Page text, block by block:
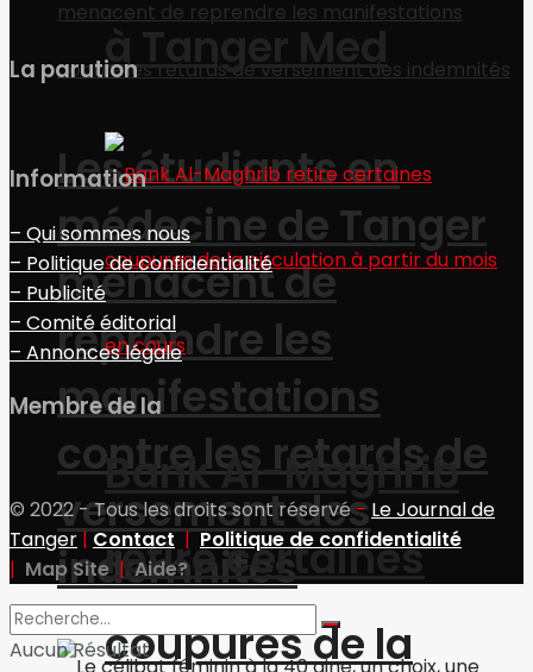
Les étudiants en
médecine de Tanger
menacent de
reprendre les
manifestations
contre les retards de
versement des
indemnités
à Tanger Med
Bank Al-Maghrib
retire certaines
coupures de la
La parution
Information
– Qui sommes nous
– Politique de confidentialité
– Publicité
– Comité éditorial
– Annonces légale
Membre de la
© 2022 - Tous les droits sont réservé- Le Journal de
Tanger|Contact |Politique de confidentialité
| Map Site| Aide?
Aucun Résultat